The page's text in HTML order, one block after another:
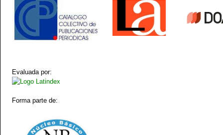
Evaluada por:
Forma parte de: